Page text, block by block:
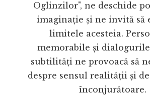
Oglinzilor", ne deschide
imaginație și ne invită să
limitele acesteia.
memorabile și
subtilități ne provoacă să
despre sensul realității și
înconjurătoare.